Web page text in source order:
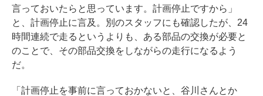
言っておいたらと思っています。計画停止ですから」
と、計画停止に言及。別のスタッフにも確認したが、24
時間連続で走るというよりも、ある部品の交換が必要と
のことで、その部品交換をしながらの走行になるよう
だ。
「計画停止を事前に言っておかないと、谷川さんとか